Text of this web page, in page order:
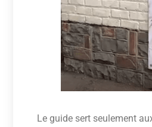
Le guide sert seulement